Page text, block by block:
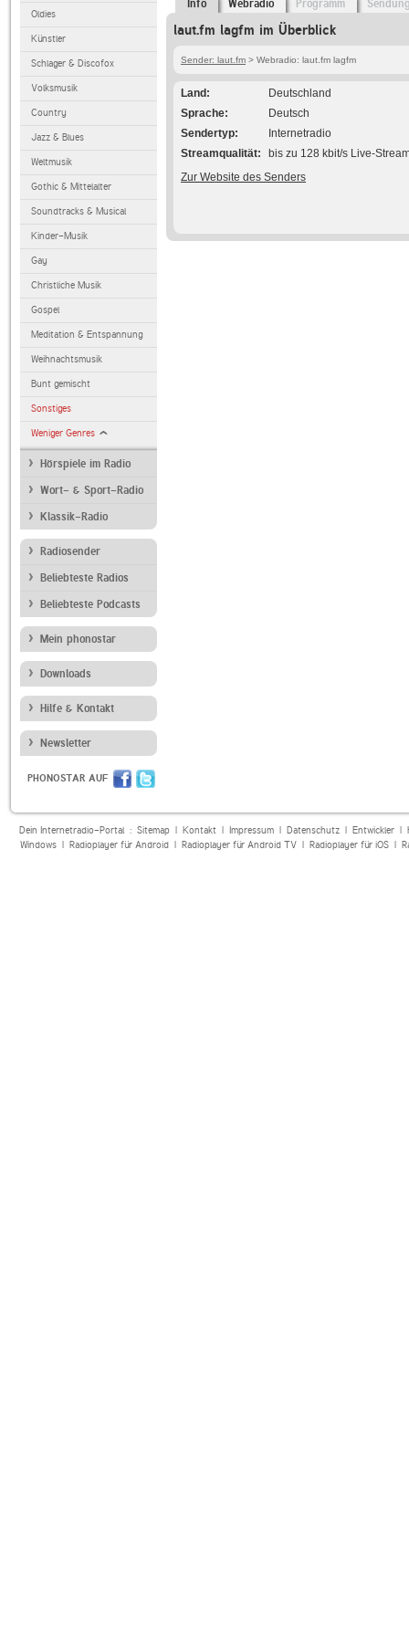
Oldies
Künstler
Schlager & Discofox
Volksmusik
Country
Jazz & Blues
Weltmusik
Gothic & Mittelalter
Soundtracks & Musical
Kinder-Musik
Gay
Christliche Musik
Gospel
Meditation & Entspannung
Weihnachtsmusik
Bunt gemischt
Sonstiges
Weniger Genres
Hörspiele im Radio
Wort- & Sport-Radio
Klassik-Radio
Radiosender
Beliebteste Radios
Beliebteste Podcasts
Mein phonostar
Downloads
Hilfe & Kontakt
Newsletter
PHONOSTAR AUF
Info Webradio Programm
laut.fm lagfm im Überblick
Sender: laut.fm > Webradio: laut.fm lagfm
Land
Deutschland
Sprache
Deutsch
Sendertyp
Internetradio
Streamqualität
bis zu 128 kbit/s Live-
Zur Website des Senders
Dein Internetradio-Portal : Sitemap| Kontakt| Impressum| Datenschutz| Entwickler|
Windows| Radioplayer für Android| Radioplayer für Android TV| Radioplayer für iOS|